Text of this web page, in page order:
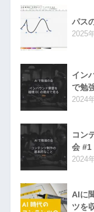
パス
2025
イン
で勉
2024
コン
会 #1
2024
AIに
ツを